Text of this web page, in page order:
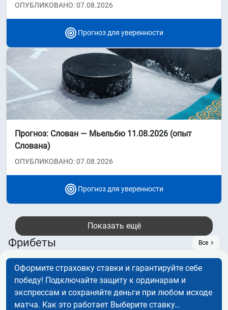
ОПУБЛИКОВАНО: 07.08.2026
Прогноз для уверенности
Прогноз: Слован — Мьельбю 11.08.2026 (опыт
Слована)
ОПУБЛИКОВАНО: 07.08.2026
Прогноз для уверенности
Показать ещё
Фрибеты Все
Оформите страховку ставки и гарантируйте себе
победу! Подключайте защиту к ординарам и
экспрессам и сохраняйте деньги при любом исходе
матча. Как это работает Выберите ставку…